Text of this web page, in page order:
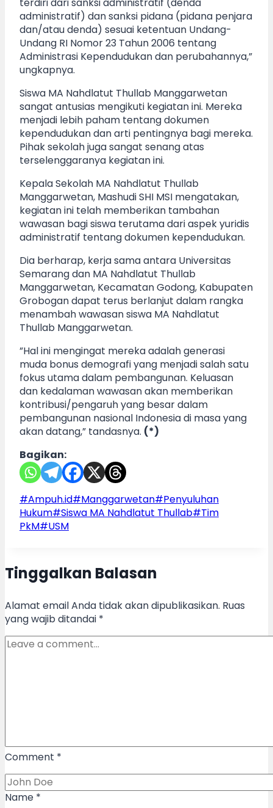
administratif) dan sanksi pidana (pidana penjara
dan/atau denda) sesuai ketentuan Undang-
Undang RI Nomor 23 Tahun 2006 tentang
Administrasi Kependudukan dan perubahannya,”
ungkapnya.
Siswa MA Nahdlatut Thullab Manggarwetan
sangat antusias mengikuti kegiatan ini. Mereka
menjadi lebih paham tentang dokumen
kependudukan dan arti pentingnya bagi mereka.
Pihak sekolah juga sangat senang atas
terselenggaranya kegiatan ini.
Kepala Sekolah MA Nahdlatut Thullab
Manggarwetan, Mashudi SHI MSI mengatakan,
kegiatan ini telah memberikan tambahan
wawasan bagi siswa terutama dari aspek yuridis
administratif tentang dokumen kependudukan.
Dia berharap, kerja sama antara Universitas
Semarang dan MA Nahdlatut Thullab
Manggarwetan, Kecamatan Godong, Kabupaten
Grobogan dapat terus berlanjut dalam rangka
menambah wawasan siswa MA Nahdlatut
Thullab Manggarwetan.
”Hal ini mengingat mereka adalah generasi
muda bonus demografi yang menjadi salah satu
fokus utama dalam pembangunan. Keluasan
dan kedalaman wawasan akan memberikan
kontribusi/pengaruh yang besar dalam
pembangunan nasional Indonesia di masa yang
akan datang,” tandasnya. (*)
Bagikan:
Post
Tags:
#Ampuh.id#Manggarwetan#Penyuluhan
Hukum#Siswa MA Nahdlatut Thullab#Tim
PkM#USM
Tinggalkan Balasan
Alamat email Anda tidak akan dipublikasikan. Ruas
yang wajib ditandai *
Comment *
Name *